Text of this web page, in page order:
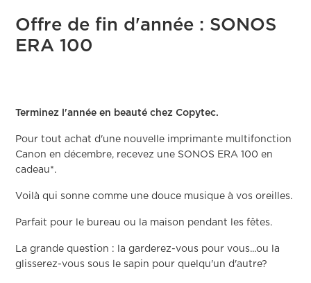
Offre de fin d'année : SONOS
ERA 100
Terminez l'année en beauté chez Copytec.
Pour tout achat d'une nouvelle imprimante multifonction
Canon en décembre, recevez une SONOS ERA 100 en
cadeau*.
Voilà qui sonne comme une douce musique à vos oreilles.
Parfait pour le bureau ou la maison pendant les fêtes.
La grande question : la garderez-vous pour vous...ou la
glisserez-vous sous le sapin pour quelqu'un d'autre?